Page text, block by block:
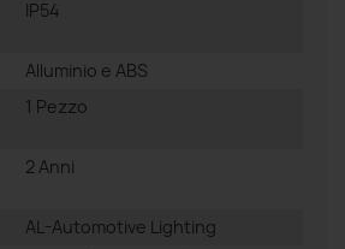
IP54
Alluminio e ABS
1 Pezzo
2 Anni
AL-Automotive Lighting